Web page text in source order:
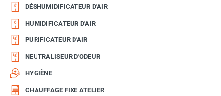
DÉSHUMIDIFICATEUR D'AIR
HUMIDIFICATEUR D'AIR
PURIFICATEUR D'AIR
NEUTRALISEUR D'ODEUR
HYGIÈNE
CHAUFFAGE FIXE ATELIER